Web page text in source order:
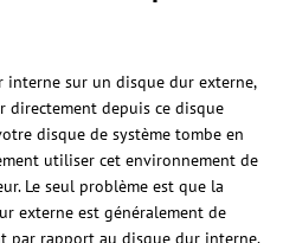
sur un disque dur externe,
directement depuis ce disque
disque de système tombe en
utiliser cet environnement de
Le seul problème est que la
externe est généralement de
par rapport au disque dur interne.